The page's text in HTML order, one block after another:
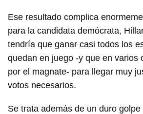
Ese resultado complica
para la candidata demócrata,
tendría que ganar casi todos los
quedan en juego -y que en varios
por el magnate- para llegar muy
votos necesarios.
Se trata además de un duro